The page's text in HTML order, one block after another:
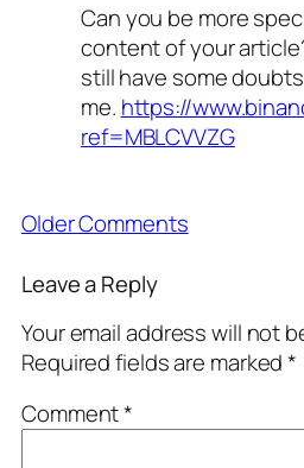
Can you be more
content of your
still have some
me. https://
ref=MBLCVVZG
Older Comments
Leave a Reply
Your email address will not
Required fields are marked*
Comment*